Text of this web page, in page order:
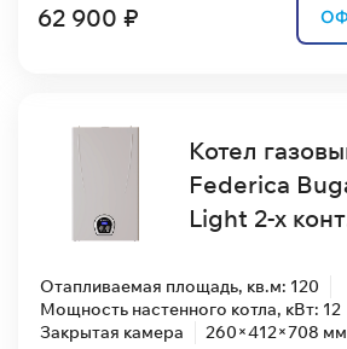
62 900 ₽
Котел
Federica
Light 2-х
Отапливаемая площадь, кв.м: 120
Мощность настенного котла, кВт: 12
Закрытая камера
260×412×708 мм